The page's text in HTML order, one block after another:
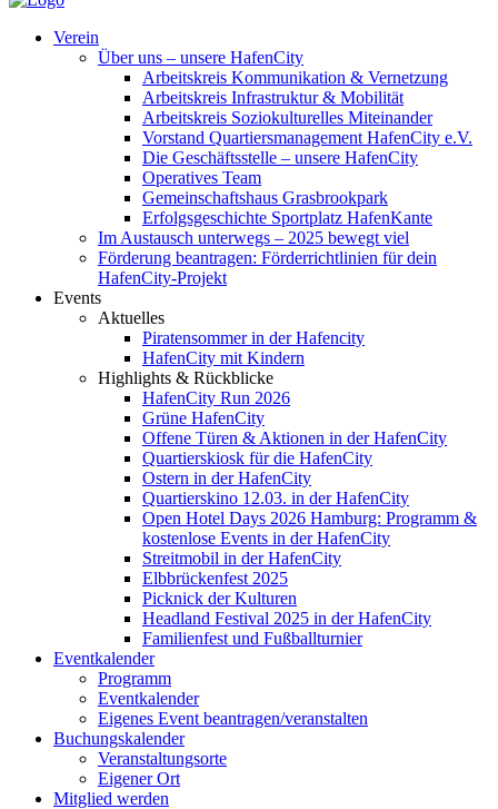
Verein
Über uns – unsere HafenCity
Arbeitskreis Kommunikation & Vernetzung
Arbeitskreis Infrastruktur & Mobilität
Arbeitskreis Soziokulturelles Miteinander
Vorstand Quartiersmanagement HafenCity e.V.
Die Geschäftsstelle – unsere HafenCity
Operatives Team
Gemeinschaftshaus Grasbrookpark
Erfolgsgeschichte Sportplatz HafenKante
Im Austausch unterwegs – 2025 bewegt viel
Förderung beantragen: Förderrichtlinien für dein
HafenCity-Projekt
Events
Aktuelles
Piratensommer in der Hafencity
HafenCity mit Kindern
Highlights & Rückblicke
HafenCity Run 2026
Grüne HafenCity
Offene Türen & Aktionen in der HafenCity
Quartierskiosk für die HafenCity
Ostern in der HafenCity
Quartierskino 12.03. in der HafenCity
Open Hotel Days 2026 Hamburg: Programm &
kostenlose Events in der HafenCity
Streitmobil in der HafenCity
Elbbrückenfest 2025
Picknick der Kulturen
Headland Festival 2025 in der HafenCity
Familienfest und Fußballturnier
Eventkalender
Programm
Eventkalender
Eigenes Event beantragen/veranstalten
Buchungskalender
Veranstaltungsorte
Eigener Ort
Mitglied werden